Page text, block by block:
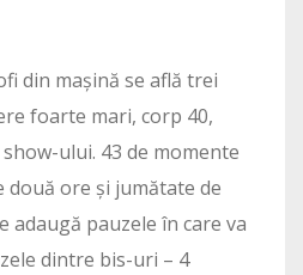
din mașină se află trei
foarte mari, corp 40,
ului. 43 de momente
ore și jumătate de
adaugă pauzele în care va
dintre bis-uri – 4